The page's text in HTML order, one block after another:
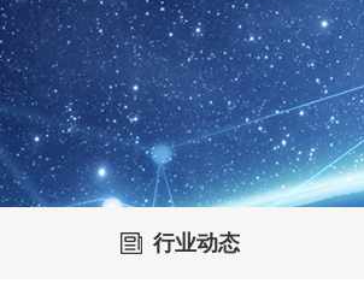
行业动态